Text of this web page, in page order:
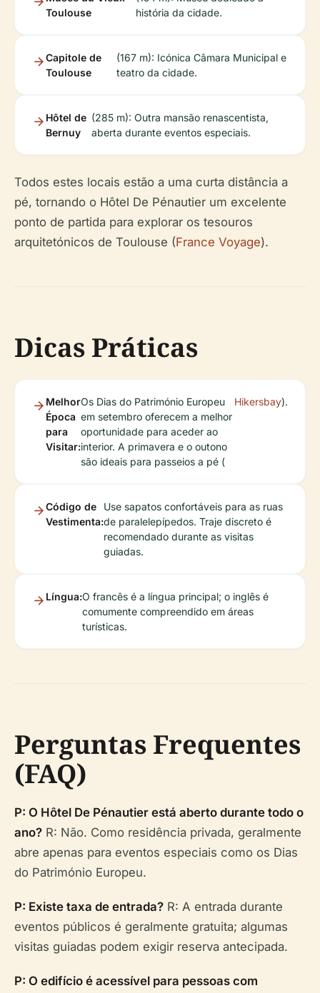
Toulouse
história da cidade.
Capitole de
Toulouse
(167 m): Icónica Câmara Municipal e
teatro da cidade.
Hôtel de
Bernuy
(285 m): Outra mansão renascentista,
aberta durante eventos especiais.
Todos estes locais estão a uma curta distância a
pé, tornando o Hôtel De Pénautier um excelente
ponto de partida para explorar os tesouros
arquitetónicos de Toulouse (France Voyage).
Dicas Práticas
Melhor
Época
para
Visitar:
Os Dias do Património Europeu
em setembro oferecem a melhor
oportunidade para aceder ao
interior. A primavera e o outono
são ideais para passeios a pé (
Hikersbay).
Código de
Vestimenta:
Use sapatos confortáveis para as ruas
de paralelepípedos. Traje discreto é
recomendado durante as visitas
guiadas.
Língua:O francês é a língua principal; o inglês é
comumente compreendido em áreas
turísticas.
Perguntas Frequentes
(FAQ)
P: O Hôtel De Pénautier está aberto durante todo o
ano? R: Não. Como residência privada, geralmente
abre apenas para eventos especiais como os Dias
do Património Europeu.
P: Existe taxa de entrada? R: A entrada durante
eventos públicos é geralmente gratuita; algumas
visitas guiadas podem exigir reserva antecipada.
P: O edifício é acessível para pessoas com